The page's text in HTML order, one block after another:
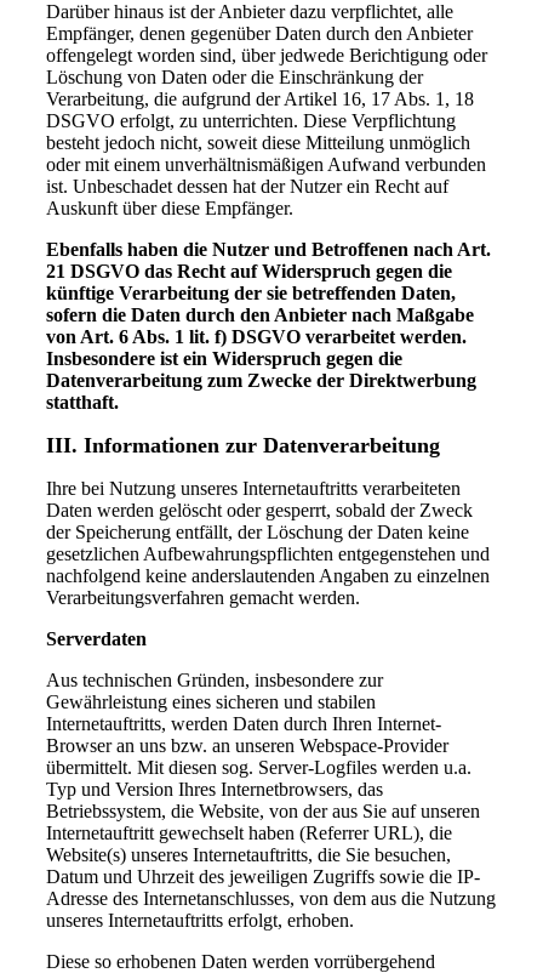
Darüber hinaus ist der Anbieter dazu verpflichtet, alle
Empfänger, denen gegenüber Daten durch den Anbieter
offengelegt worden sind, über jedwede Berichtigung oder
Löschung von Daten oder die Einschränkung der
Verarbeitung, die aufgrund der Artikel 16, 17 Abs. 1, 18
DSGVO erfolgt, zu unterrichten. Diese Verpflichtung
besteht jedoch nicht, soweit diese Mitteilung unmöglich
oder mit einem unverhältnismäßigen Aufwand verbunden
ist. Unbeschadet dessen hat der Nutzer ein Recht auf
Auskunft über diese Empfänger.
Ebenfalls haben die Nutzer und Betroffenen nach Art.
21 DSGVO das Recht auf Widerspruch gegen die
künftige Verarbeitung der sie betreffenden Daten,
sofern die Daten durch den Anbieter nach Maßgabe
von Art. 6 Abs. 1 lit. f) DSGVO verarbeitet werden.
Insbesondere ist ein Widerspruch gegen die
Datenverarbeitung zum Zwecke der Direktwerbung
statthaft.
III. Informationen zur Datenverarbeitung
Ihre bei Nutzung unseres Internetauftritts verarbeiteten
Daten werden gelöscht oder gesperrt, sobald der Zweck
der Speicherung entfällt, der Löschung der Daten keine
gesetzlichen Aufbewahrungspflichten entgegenstehen und
nachfolgend keine anderslautenden Angaben zu einzelnen
Verarbeitungsverfahren gemacht werden.
Serverdaten
Aus technischen Gründen, insbesondere zur
Gewährleistung eines sicheren und stabilen
Internetauftritts, werden Daten durch Ihren Internet-
Browser an uns bzw. an unseren Webspace-Provider
übermittelt. Mit diesen sog. Server-Logfiles werden u.a.
Typ und Version Ihres Internetbrowsers, das
Betriebssystem, die Website, von der aus Sie auf unseren
Internetauftritt gewechselt haben (Referrer URL), die
Website(s) unseres Internetauftritts, die Sie besuchen,
Datum und Uhrzeit des jeweiligen Zugriffs sowie die IP-
Adresse des Internetanschlusses, von dem aus die Nutzung
unseres Internetauftritts erfolgt, erhoben.
Diese so erhobenen Daten werden vorrübergehend